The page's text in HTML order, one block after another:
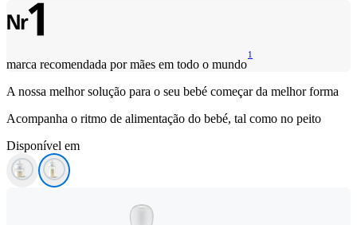
marca recomendada por mães em todo o mundo
1
A nossa melhor solução para o seu bebé começar da melhor forma
Acompanha o ritmo de alimentação do bebé, tal como no peito
Disponível em